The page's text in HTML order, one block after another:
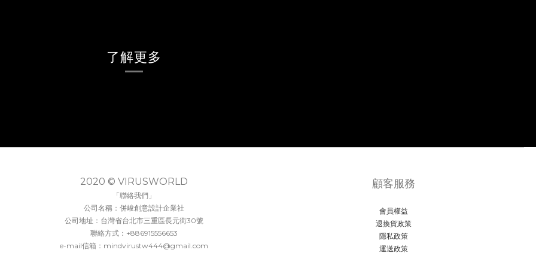
了解更多
2020 © VIRUSWORLD
「聯絡我們」
公司名稱：併峻創意設計企業社
公司地址：台灣省台北市三重區長元街30號
聯絡方式：+886915556653
e-mail信箱：mindvirustw444@gmail.com
顧客服務
會員權益
退換貨政策
隱私政策
運送政策